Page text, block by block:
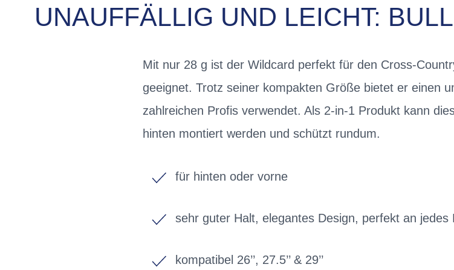
UNAUFFÄLLIG UND LEICHT:
Mit nur 28 g ist der Wildcard perfekt für den Cross-
geeignet. Trotz seiner kompakten Größe bietet er einen
zahlreichen Profis verwendet. Als 2-in-1 Produkt kann
hinten montiert werden und schützt rundum.
für hinten oder vorne
sehr guter Halt, elegantes Design, perfekt an jedes
kompatibel 26’’, 27.5’’ & 29’’